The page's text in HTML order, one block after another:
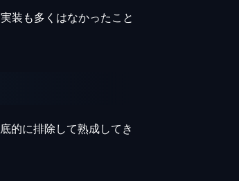
装も多くはなかったこと
的に排除して熟成してき